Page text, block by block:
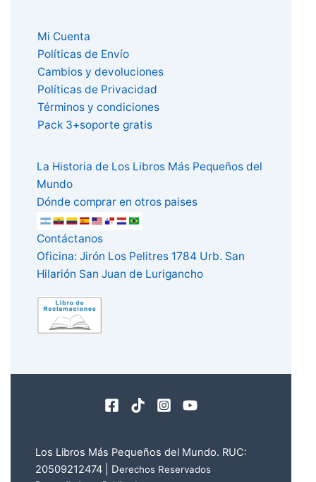
Mi Cuenta
Políticas de Envío
Cambios y devoluciones
Políticas de Privacidad
Términos y condiciones
Pack 3+soporte gratis
La Historia de Los Libros Más Pequeños del
Mundo
Dónde comprar en otros paises
Contáctanos
Oficina: Jirón Los Pelitres 1784 Urb. San
Hilarión San Juan de Lurigancho
Los Libros Más Pequeños del Mundo. RUC:
20509212474 | Derechos Reservados